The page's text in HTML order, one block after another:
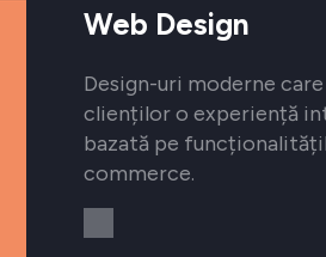
Web Design
Design-uri moderne
clienților o experiență
bazată pe
commerce.